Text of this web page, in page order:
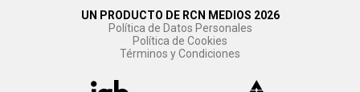
UN PRODUCTO DE RCN MEDIOS 2026
Política de Datos Personales
Política de Cookies
Términos y Condiciones